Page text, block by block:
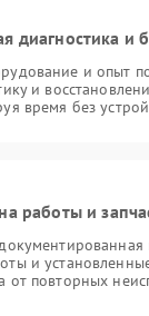
диагностика и
и опыт
и
время без
работы и
и
от повторных